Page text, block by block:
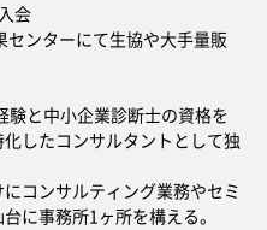
会
ンターにて生協や大手量販
と中小企業診断士の資格を
したコンサルタントとして独
コンサルティング業務やセミ
に事務所1ヶ所を構える。